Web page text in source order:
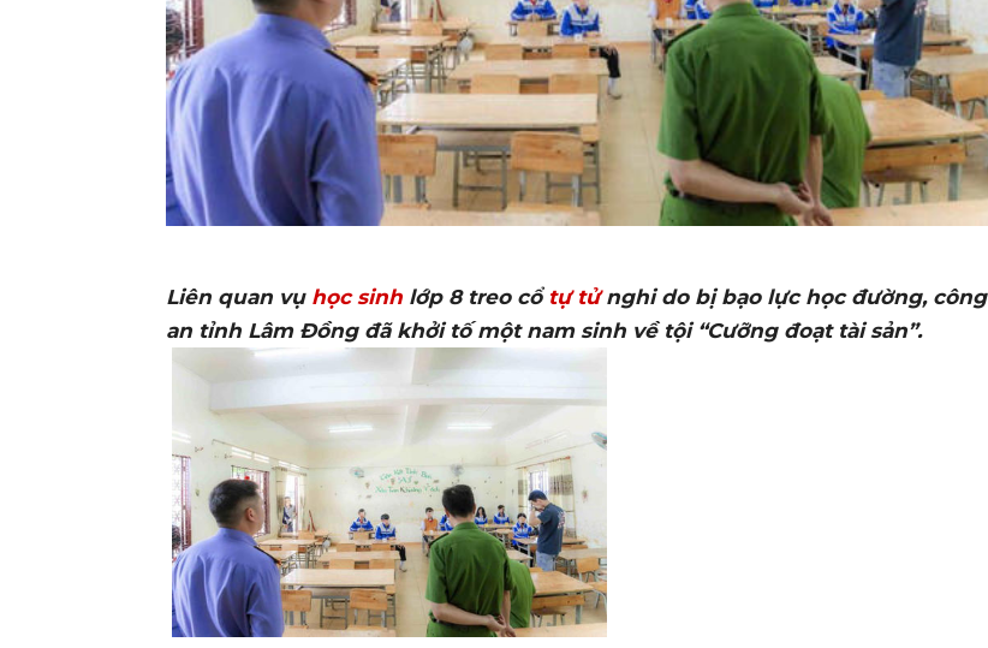
Liên quan vụ học sinh lớp 8 treo cổ tự tửnghi do bị bạo lực học đường, công
an tỉnh Lâm Đồng đã khởi tố một nam sinh về tội “Cưỡng đoạt tài sản”.